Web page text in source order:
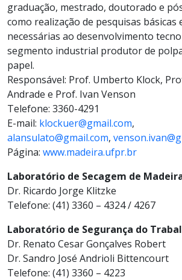
graduação, mestrado, doutorado e
como realização de pesquisas básicas
necessárias ao desenvolvimento
segmento industrial produtor de
papel.
Responsável: Prof. Umberto Klock,
Andrade e Prof. Ivan Venson
Telefone: 3360-4291
E-mail: klockuer@gmail.com,
alansulato@gmail.com,
Página: www.madeira.ufpr.br
Laboratório de Secagem de
Dr. Ricardo Jorge Klitzke
Telefone: (41) 3360 – 4324 / 4267
Laboratório de Segurança do
Dr. Renato Cesar Gonçalves Robert
Dr. Sandro José Andrioli Bittencourt
Telefone: (41) 3360 – 4223